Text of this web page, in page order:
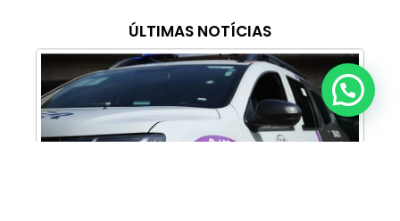
ÚLTIMAS NOTÍCIAS
Anunciar ou recomendar matéria